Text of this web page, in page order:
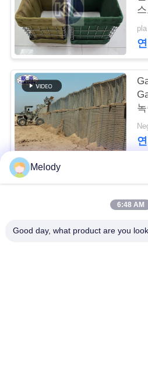
뉴
견
적
요
청
사
트방어적인 장벽
Melody
6:48 AM
Good day, what product are you